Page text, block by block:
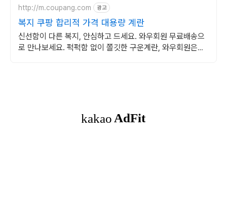
http://m.coupang.com 광고
복지 쿠팡 합리적 가격 대용량 계란
신선함이 다른 복지, 안심하고 드세요. 와우회원 무료배송으
로 만나보세요. 퍽퍽함 없이 쫄깃한 구운계란, 와우회원은